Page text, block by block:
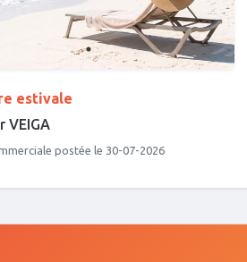
estivale
VEIGA
postée le 30-07-2026